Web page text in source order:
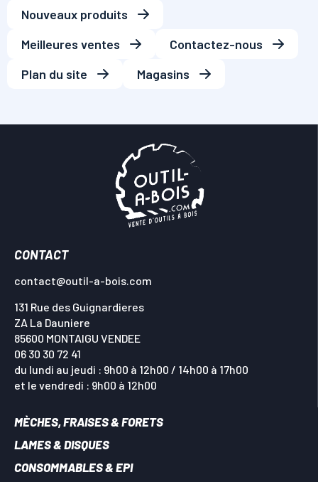
Nouveaux produits
Meilleures ventes
Contactez-nous
Plan du site
Magasins
CONTACT
contact@outil-a-bois.com
131 Rue des Guignardieres
ZA La Dauniere
85600 MONTAIGU VENDEE
06 30 30 72 41
du lundi au jeudi : 9h00 à 12h00 / 14h00 à 17h00
et le vendredi : 9h00 à 12h00
MÈCHES, FRAISES & FORETS
LAMES & DISQUES
CONSOMMABLES & EPI